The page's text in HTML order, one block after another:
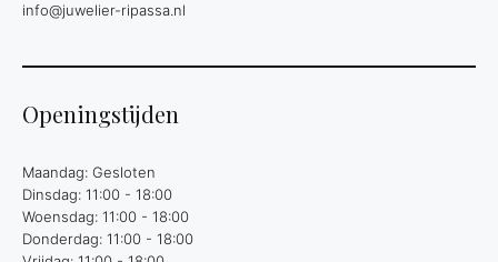
info@juwelier-ripassa.nl
Openingstijden
Maandag: Gesloten
Dinsdag: 11:00 - 18:00
Woensdag: 11:00 - 18:00
Donderdag: 11:00 - 18:00